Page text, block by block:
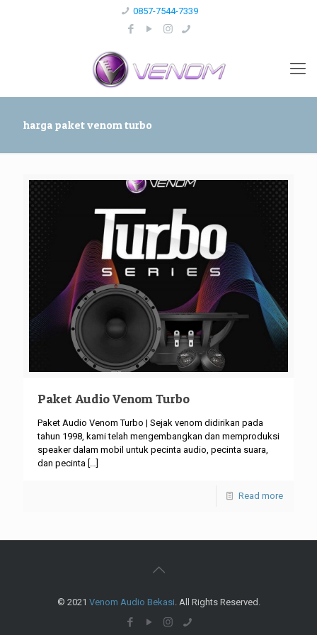
0857-7544-7339
harga paket venom turbo
Paket Audio Venom Turbo
Paket Audio Venom Turbo | Sejak venom didirikan pada
tahun 1998, kami telah mengembangkan dan memproduksi
speaker dalam mobil untuk pecinta audio, pecinta suara,
dan pecinta
Read more
© 2021 Venom Audio Bekasi . All Rights Reserved.